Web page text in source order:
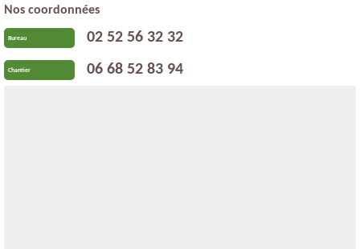
Nos coordonnées
Bureau 02 52 56 32 32
Chantier 06 68 52 83 94